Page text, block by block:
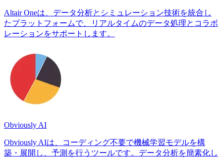
Altair Oneは、データ分析とシミュレーション技術を統合し
たプラットフォームで、リアルタイムのデータ処理とコラボ
レーションをサポートします。
Obviously AI
Obviously AIは、コーディング不要で機械学習モデルを構
築・展開し、予測を行うツールです。データ分析を簡素化し